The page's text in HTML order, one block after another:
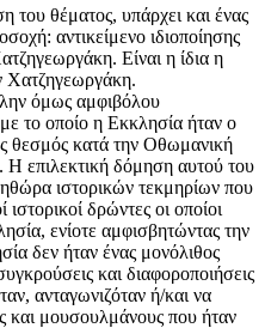
του θέματος, υπάρχει και ένας
αντικείμενο ιδιοποίησης
Είναι η ίδια η
Χατζηγεωργάκη.
όμως αμφιβόλου
το οποίο η Εκκλησία ήταν ο
θεσμός κατά την Οθωμανική
Η επιλεκτική δόμηση αυτού του
ιστορικών τεκμηρίων που
δρώντες οι οποίοι
ενίοτε αμφισβητώντας την
δεν ήταν ένας μονόλιθος
και διαφοροποιήσεις
ανταγωνιζόταν ή/και να
και μουσουλμάνους που ήταν